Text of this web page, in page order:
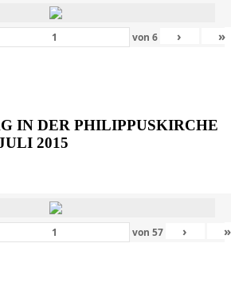
von 6 › »
IN DER PHILIPPUSKIRCHE
2015
von 57 › »